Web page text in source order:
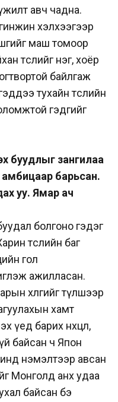
авч чадна.
хэлхээгээр
ашгийг маш томоор
төслийг нэг, хоёр
байлгаж
тухайн төслийн
гэдгийг
буудлыг зангилаа
барьсан.
уу. Ямар ач
болгоно гэдэг
төслийн баг
гол
ажилласан.
хөлгийг түлшээр
хамт
үед барих нөхцөл,
байсан ч Япон
нэмэлтээр авсан
Монголд анх удаа
байсан бэ